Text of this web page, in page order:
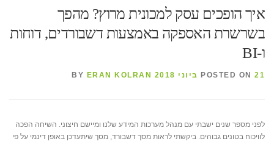
כל השווקים אבטחת מידע והגנת סייבר איזור לקוחות
ה-IT החדש (בלוג)
איך הופכים עסק למכונית מרוץ? מהפך
בשרשרת האספקה באמצעות דשבורדים, דוחות
ו-BI
POSTED ON 21 ביוני 2018 ERAN KOLRAN
לפני מספר שנים ישבתי עם מנהל מערכות המידע שלנו ומיישם חיצוני. השיחה הפכה
לוויכוח בטונים גבוהים. ביקשתי לראות מסך דשבורד, מסך שיתעדכן באופן דינמי על פי